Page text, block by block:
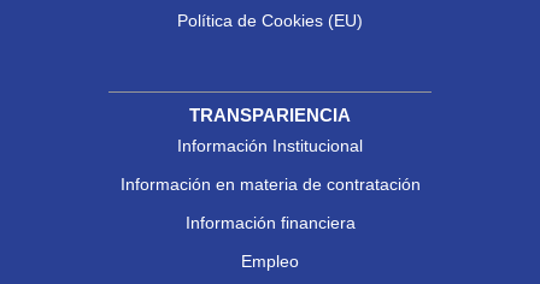
Política de Cookies (EU)
TRANSPARIENCIA
Información Institucional
Información en materia de contratación
Información financiera
Empleo